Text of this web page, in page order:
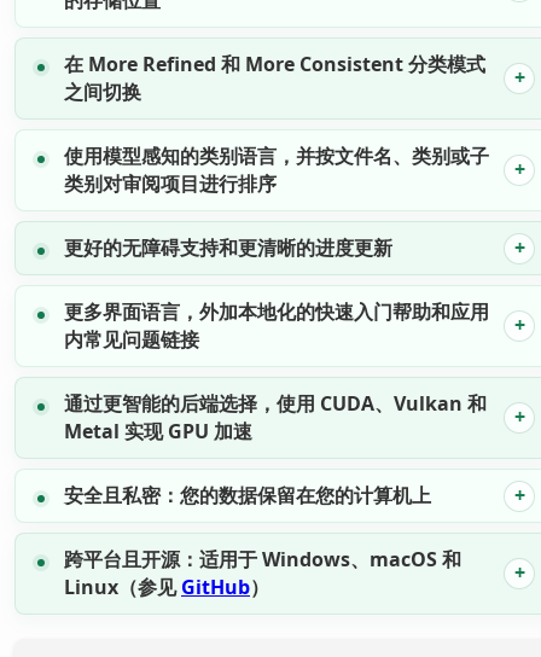
在 More Refined 和 More Consistent 分类模式
之间切换
使用模型感知的类别语言，并按文件名、类别或子
类别对审阅项目进行排序
更好的无障碍支持和更清晰的进度更新
更多界面语言，外加本地化的快速入门帮助和应用
内常见问题链接
通过更智能的后端选择，使用 CUDA、Vulkan 和
Metal 实现 GPU 加速
安全且私密：您的数据保留在您的计算机上
跨平台且开源：适用于 Windows、macOS 和
Linux（参见GitHub）